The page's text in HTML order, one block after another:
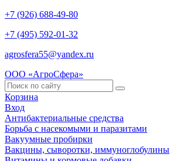
+7 (926) 688-49-80
+7 (495) 592-01-32
agrosfera55@yandex.ru
ООО «АгроСфера»
Корзина
Вход
Антибактериальные средства
Борьба с насекомыми и паразитами
Вакуумные пробирки
Вакцины, сыворотки, иммуноглобулины